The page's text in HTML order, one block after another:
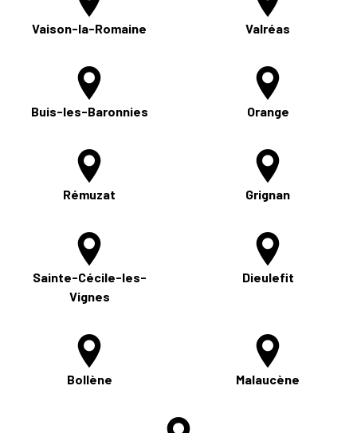
Vaison-la-Romaine Valréas
Buis-les-Baronnies Orange
Rémuzat Grignan
Sainte-Cécile-les-
Vignes
Dieulefit
Bollène Malaucène